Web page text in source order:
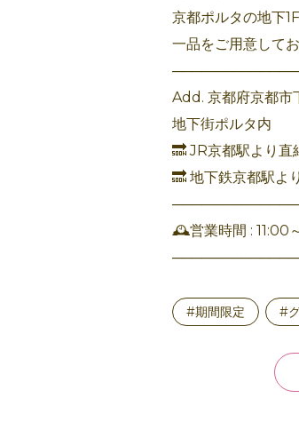
京都ポルタの地下
一品をご用意してお
Add. 京都府京都市
地下街ポルタ内
🔜 JR京都駅より直
🔜 地下鉄京都駅よ
🕰️営業時間 : 11:00
#期間限定 #